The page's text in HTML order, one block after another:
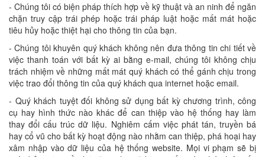
- Chúng tôi có biện pháp thích hợp về kỹ thuật và an ninh để ngăn
chặn truy cập trái phép hoặc trái pháp luật hoặc mất mát hoặc
tiêu hủy hoặc thiệt hại cho thông tin của bạn.
- Chúng tôi khuyên quý khách không nên đưa thông tin chi tiết về
việc thanh toán với bất kỳ ai bằng e-mail, chúng tôi không chịu
trách nhiệm về những mất mát quý khách có thể gánh chịu trong
việc trao đổi thông tin của quý khách qua internet hoặc email.
- Quý khách tuyệt đối không sử dụng bất kỳ chương trình, công
cụ hay hình thức nào khác để can thiệp vào hệ thống hay làm
thay đổi cấu trúc dữ liệu. Nghiêm cấm việc phát tán, truyền bá
hay cổ vũ cho bất kỳ hoạt động nào nhằm can thiệp, phá hoại hay
xâm nhập vào dữ liệu của hệ thống website. Mọi vi phạm sẽ bị